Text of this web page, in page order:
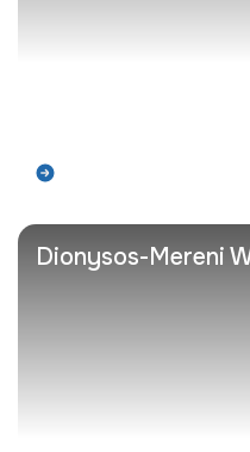
Dionysos-Mereni